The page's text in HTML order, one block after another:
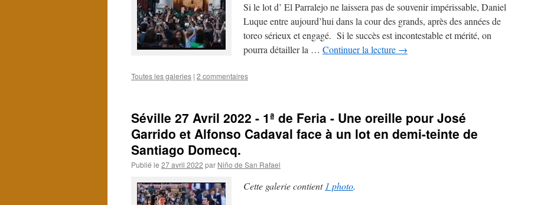
Si le lot d’ El Parralejo ne laissera pas de souvenir impérissable, Daniel
Luque entre aujourd’hui dans la cour des grands, après des années de
toreo sérieux et engagé. Si le succès est incontestable et mérité, on
pourra détailler la … Continuer la lecture →
Toutes les galeries | 2 commentaires
Séville 27 Avril 2022 - 1ª de Feria - Une oreille pour José
Garrido et Alfonso Cadaval face à un lot en demi-teinte de
Santiago Domecq.
Publié le 27 avril 2022 par Niño de San Rafael
Cette galerie contient 1 photo.